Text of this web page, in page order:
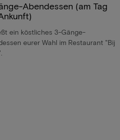
Abendessen (am Tag
ein köstliches 3-Gänge-
eurer Wahl im Restaurant "Bij